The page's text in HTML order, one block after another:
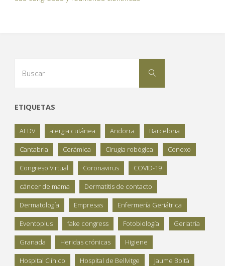
Buscar
ETIQUETAS
AEDV alergia cutánea Andorra Barcelona
Cantabria Cerámica Cirugía robógica Conexo
Congreso Virtual Coronavirus COVID-19
cáncer de mama Dermatitis de contacto
Dermatología Empresas Enfermería Geriátrica
Eventoplus fake congress Fotobiología Geriatría
Granada Heridas crónicas Higiene
Hospital Clínico Hospital de Bellvitge Jaume Boltà